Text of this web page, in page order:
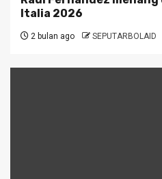
Italia 2026
2 bulan ago SEPUTARBOLAID